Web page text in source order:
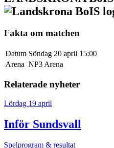
Fakta om matchen
Datum Söndag 20 april 15:00
Arena NP3 Arena
Relaterade nyheter
Lördag 19 april
Inför Sundsvall
Spelprogram & resultat